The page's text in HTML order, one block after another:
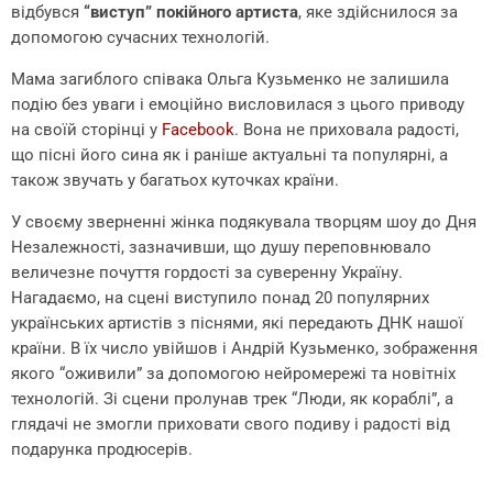
відбувся “виступ” покійного артиста, яке здійснилося за
допомогою сучасних технологій.
Мама загиблого співака Ольга Кузьменко не залишила
подію без уваги і емоційно висловилася з цього приводу
на своїй сторінці у Facebook. Вона не приховала радості,
що пісні його сина як і раніше актуальні та популярні, а
також звучать у багатьох куточках країни.
У своєму зверненні жінка подякувала творцям шоу до Дня
Незалежності, зазначивши, що душу переповнювало
величезне почуття гордості за суверенну Україну.
Нагадаємо, на сцені виступило понад 20 популярних
українських артистів з піснями, які передають ДНК нашої
країни. В їх число увійшов і Андрій Кузьменко, зображення
якого “оживили” за допомогою нейромережі та новітніх
технологій. Зі сцени пролунав трек “Люди, як кораблі”, а
глядачі не змогли приховати свого подиву і радості від
подарунка продюсерів.